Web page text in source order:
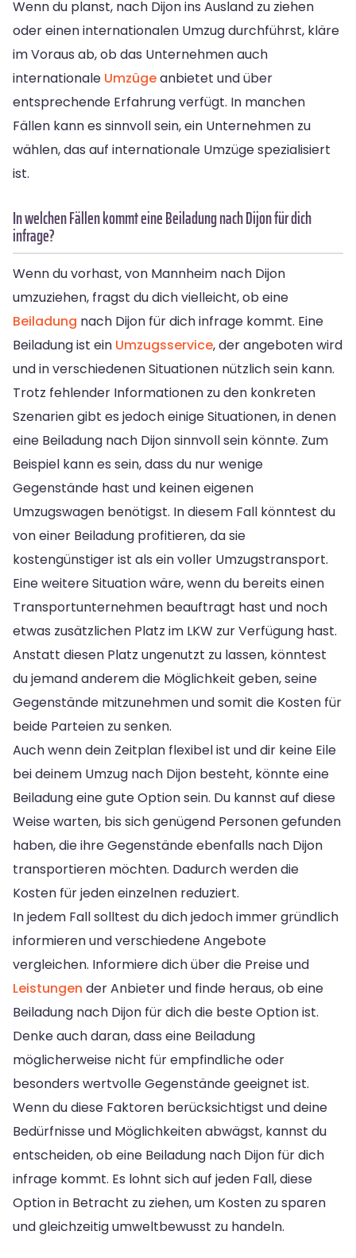
Wenn du planst, nach Dijon ins Ausland zu ziehen
oder einen internationalen Umzug durchführst, kläre
im Voraus ab, ob das Unternehmen auch
internationale Umzügeanbietet und über
entsprechende Erfahrung verfügt. In manchen
Fällen kann es sinnvoll sein, ein Unternehmen zu
wählen, das auf internationale Umzüge spezialisiert
ist.
In welchen Fällen kommt eine Beiladung nach Dijon für dich
infrage?
Wenn du vorhast, von Mannheim nach Dijon
umzuziehen, fragst du dich vielleicht, ob eine
Beiladung nach Dijon für dich infrage kommt. Eine
Beiladung ist ein Umzugsservice, der angeboten wird
und in verschiedenen Situationen nützlich sein kann.
Trotz fehlender Informationen zu den konkreten
Szenarien gibt es jedoch einige Situationen, in denen
eine Beiladung nach Dijon sinnvoll sein könnte. Zum
Beispiel kann es sein, dass du nur wenige
Gegenstände hast und keinen eigenen
Umzugswagen benötigst. In diesem Fall könntest du
von einer Beiladung profitieren, da sie
kostengünstiger ist als ein voller Umzugstransport.
Eine weitere Situation wäre, wenn du bereits einen
Transportunternehmen beauftragt hast und noch
etwas zusätzlichen Platz im LKW zur Verfügung hast.
Anstatt diesen Platz ungenutzt zu lassen, könntest
du jemand anderem die Möglichkeit geben, seine
Gegenstände mitzunehmen und somit die Kosten für
beide Parteien zu senken.
Auch wenn dein Zeitplan flexibel ist und dir keine Eile
bei deinem Umzug nach Dijon besteht, könnte eine
Beiladung eine gute Option sein. Du kannst auf diese
Weise warten, bis sich genügend Personen gefunden
haben, die ihre Gegenstände ebenfalls nach Dijon
transportieren möchten. Dadurch werden die
Kosten für jeden einzelnen reduziert.
In jedem Fall solltest du dich jedoch immer gründlich
informieren und verschiedene Angebote
vergleichen. Informiere dich über die Preise und
Leistungen der Anbieter und finde heraus, ob eine
Beiladung nach Dijon für dich die beste Option ist.
Denke auch daran, dass eine Beiladung
möglicherweise nicht für empfindliche oder
besonders wertvolle Gegenstände geeignet ist.
Wenn du diese Faktoren berücksichtigst und deine
Bedürfnisse und Möglichkeiten abwägst, kannst du
entscheiden, ob eine Beiladung nach Dijon für dich
infrage kommt. Es lohnt sich auf jeden Fall, diese
Option in Betracht zu ziehen, um Kosten zu sparen
und gleichzeitig umweltbewusst zu handeln.